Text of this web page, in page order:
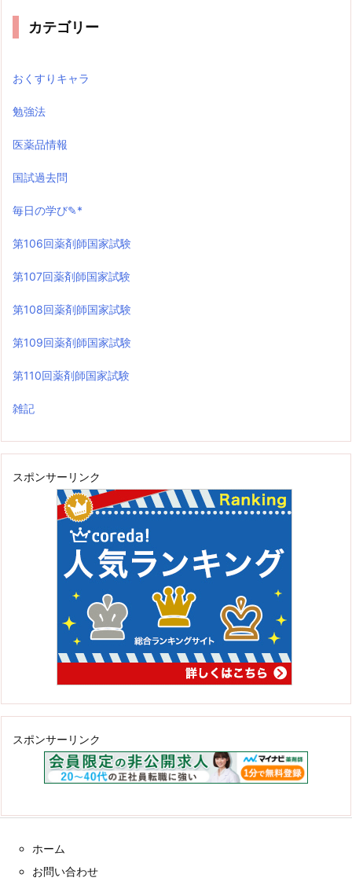
カテゴリー
おくすりキャラ
勉強法
医薬品情報
国試過去問
毎日の学び✎*
第106回薬剤師国家試験
第107回薬剤師国家試験
第108回薬剤師国家試験
第109回薬剤師国家試験
第110回薬剤師国家試験
雑記
スポンサーリンク
スポンサーリンク
ホーム
お問い合わせ